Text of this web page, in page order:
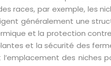
races, par exemple, les
généralement une
et la protection
et la sécurité des
des niches